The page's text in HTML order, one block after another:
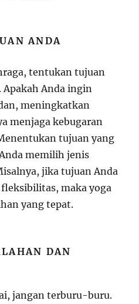
ANDA
tentukan tujuan
Apakah Anda ingin
meningkatkan
menjaga kebugaran
tujuan yang
memilih jenis
jika tujuan Anda
maka yoga
yang tepat.
DAN
jangan terburu-buru.